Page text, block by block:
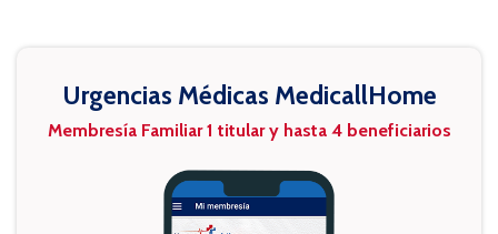
Urgencias Médicas MedicallHome
Membresía Familiar 1 titular y hasta 4 beneficiarios